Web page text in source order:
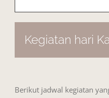
Kegiatan hari
Berikut jadwal kegiatan